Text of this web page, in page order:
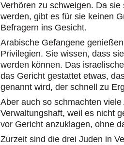
Verhören zu schweigen. Da
werden, gibt es für sie keinen
Befragern ins Gesicht.
Arabische Gefangene
Privilegien. Sie wissen, dass
werden können. Das
das Gericht gestattet etwas,
genannt wird, der schnell zu
Aber auch so schmachten
Verwaltungshaft, weil es nicht
vor Gericht anzuklagen, ohne
Zurzeit sind die drei Juden in